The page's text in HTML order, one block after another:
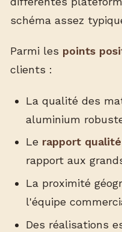
schéma assez
Parmi les points
clients :
La qualité des
aluminium
Le rapport
rapport aux
La proximité
l'équipe
Des réalisations